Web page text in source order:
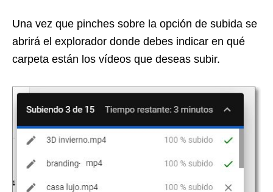
Una vez que pinches sobre la opción de subida se
abrirá el explorador donde debes indicar en qué
carpeta están los vídeos que deseas subir.